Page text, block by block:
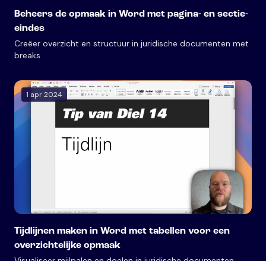
Beheers de opmaak in Word met pagina- en sectie-
eindes
Creëer overzicht en structuur in juridische documenten met
breaks
1 apr 2024
Tijdlijnen maken in Word met tabellen voor een
overzichtelijke opmaak